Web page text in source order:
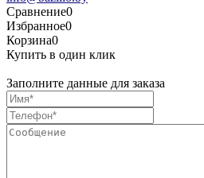
Сравнение0
Избранное0
Корзина0
Купить в один клик
Заполните данные для заказа